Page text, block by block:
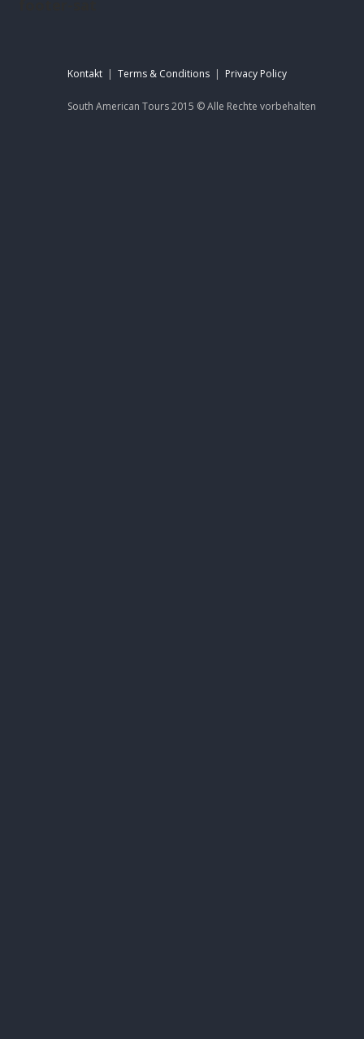
Kontakt | Terms & Conditions | Privacy Policy
South American Tours 2015 ©Alle Rechte vorbehalten